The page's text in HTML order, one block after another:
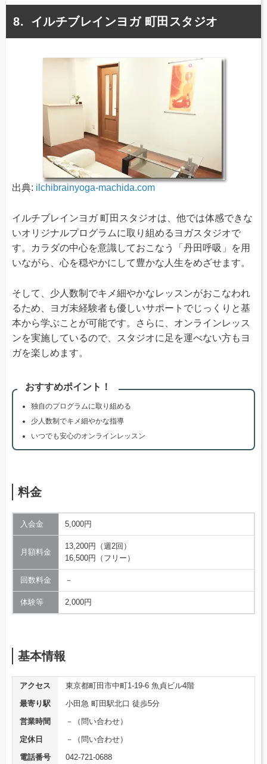
イルチブレインヨガ 町田スタジオ
出典: ilchibrainyoga-machida.com
イルチブレインヨガ 町田スタジオは、他では体感できな
いオリジナルプログラムに取り組めるヨガスタジオで
す。カラダの中心を意識しておこなう「丹田呼吸」を用
いながら、心を穏やかにして豊かな人生をめざせます。
そして、少人数制でキメ細やかなレッスンがおこなわれ
るため、ヨガ未経験者も優しいサポートでじっくりと基
本から学ぶことが可能です。さらに、オンラインレッス
ンを実施しているので、スタジオに足を運べない方もヨ
ガを楽しめます。
おすすめポイント！
独自のプログラムに取り組める
少人数制でキメ細やかな指導
いつでも安心のオンラインレッスン
料金
入会金 5,000円
月額料金
13,200円（週2回）
16,500円（フリー）
回数料金 －
体験等 2,000円
基本情報
アクセス
東京都町田市中町1-19-6 魚貞ビル4階
最寄り駅
小田急 町田駅北口 徒歩5分
営業時間
－（問い合わせ）
定休日
－（問い合わせ）
電話番号
042-721-0688